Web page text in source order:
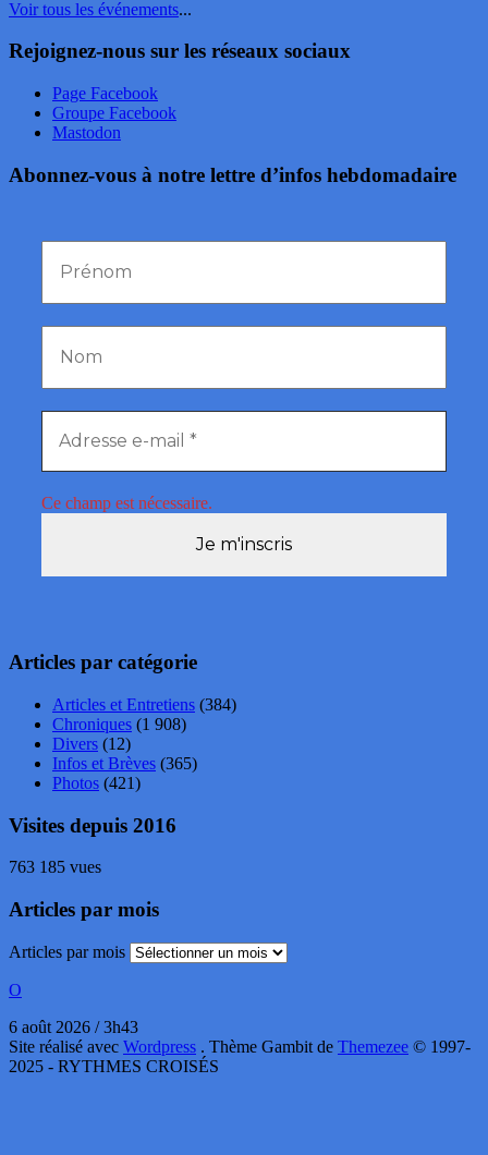
Voir tous les événements...
Rejoignez-nous sur les réseaux sociaux
Page Facebook
Groupe Facebook
Mastodon
Abonnez-vous à notre lettre d’infos hebdomadaire
Ce champ est nécessaire.
Articles par catégorie
Articles et Entretiens (384)
Chroniques (1 908)
Divers (12)
Infos et Brèves (365)
Photos (421)
Visites depuis 2016
763 185 vues
Articles par mois
Articles par mois
O
6 août 2026 / 3h43
Site réalisé avec Wordpress . Thème Gambit de Themezee © 1997-
2025 - RYTHMES CROISÉS